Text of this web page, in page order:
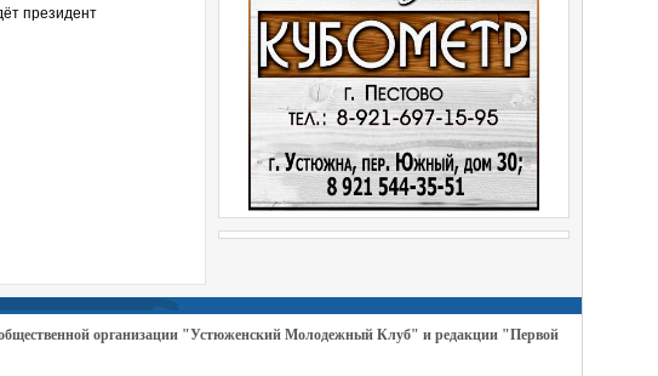
президент
общественной организации "Устюженский Молодежный Клуб" и редакции "Первой